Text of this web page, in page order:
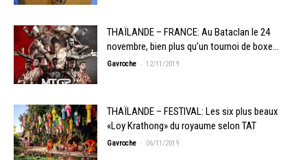
THAÏLANDE – FRANCE: Au Bataclan le 24
novembre, bien plus qu’un tournoi de boxe…
Gavroche - 12/11/2019
THAÏLANDE – FESTIVAL: Les six plus beaux
«Loy Krathong» du royaume selon TAT
Gavroche - 06/11/2019